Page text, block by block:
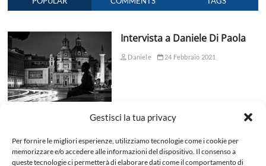
Gestisci la tua privacy
Per fornire le migliori esperienze, utilizziamo tecnologie come i cookie per
memorizzare e/o accedere alle informazioni del dispositivo. Il consenso a
queste tecnologie ci permetterà di elaborare dati come il comportamento di
Intervista a Daniele Di Paola
Daniele 24 Febbraio 2021
La storia della fotografia
admin
9 Novembre 2016